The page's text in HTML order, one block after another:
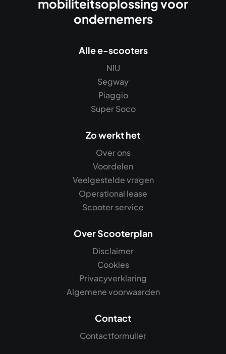
mobiliteitsoplossing voor
ondernemers
Alle e-scooters
NIU
Segway
Piaggio
Super Soco
Zo werkt het
Over ons
Voordelen
Veelgestelde vragen
Operational lease
Scooter service
Over Scooterplan
Disclaimer
Cookies
Privacyverklaring
Algemene voorwaarden
Contact
Contactformulier